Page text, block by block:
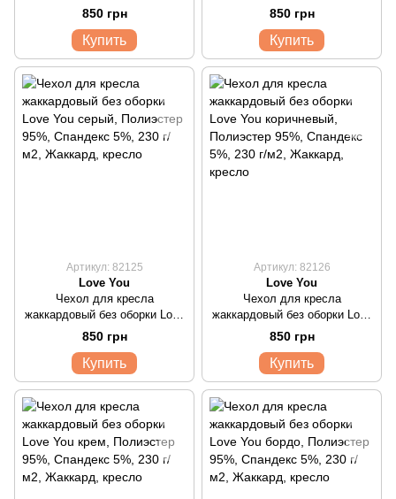
850 грн
Купить
серый
850 грн
Купить
Артикул: 82125
Love You
Чехол для кресла
жаккардовый без оборки Love
You серый
850 грн
Купить
Артикул: 82126
Love You
Чехол для кресла
жаккардовый без оборки Love
You коричневый
850 грн
Купить